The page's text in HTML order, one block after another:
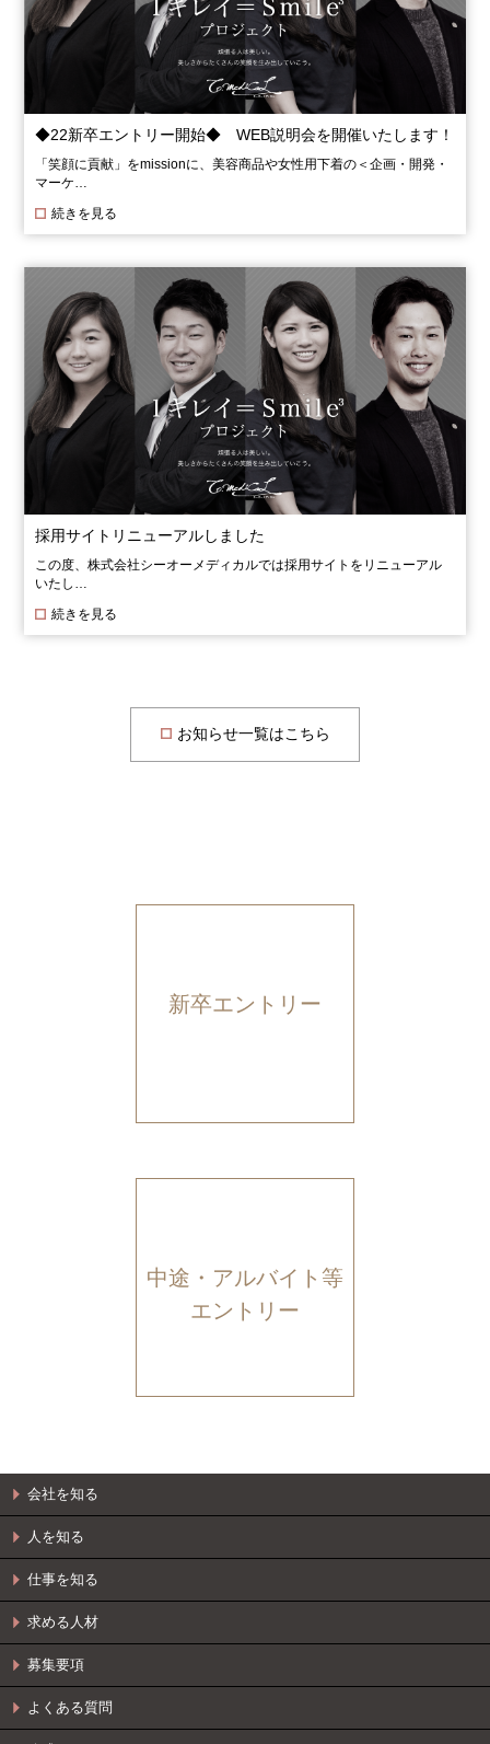
◆22新卒エントリー開始◆ WEB説明会を開催いたします！
「笑顔に貢献」をmissionに、美容商品や女性用下着の＜企画・開発・
マーケ…
続きを見る
採用サイトリニューアルしました
この度、株式会社シーオーメディカルでは採用サイトをリニューアル
いたし…
続きを見る
お知らせ一覧はこちら
新卒エントリー
中途・アルバイト等
エントリー
会社を知る
人を知る
仕事を知る
求める人材
募集要項
よくある質問